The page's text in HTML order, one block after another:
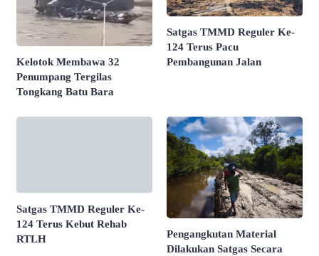
Kelotok Membawa 32
Penumpang Tergilas
Tongkang Batu Bara
Satgas TMMD Reguler Ke-
124 Terus Pacu
Pembangunan Jalan
Satgas TMMD Reguler Ke-
124 Terus Kebut Rehab
RTLH
Pengangkutan Material
Dilakukan Satgas Secara